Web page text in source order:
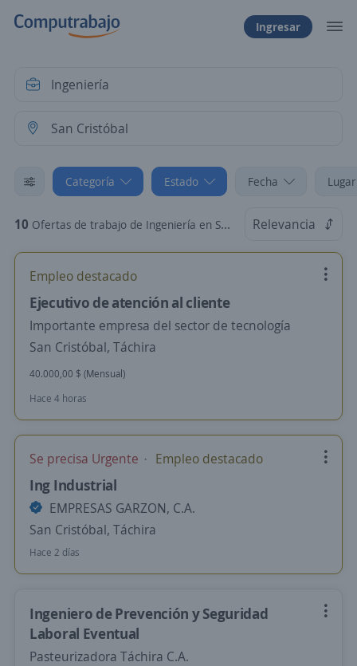
Ingresar
Categoría Estado Fecha
10 Ofertas de trabajo de Ingeniería en San Cristóbal, Táchira Relevancia
Empleo destacado
Ejecutivo de atención al cliente
Importante empresa del sector de tecnología
San Cristóbal, Táchira
40.000,00 $ (Mensual)
Hace 4 horas
Se precisa Urgente Empleo destacado
Ing Industrial
EMPRESAS GARZON, C.A.
San Cristóbal, Táchira
Hace 2 días
Ingeniero de Prevención y Seguridad
Laboral Eventual
Pasteurizadora Táchira C.A.